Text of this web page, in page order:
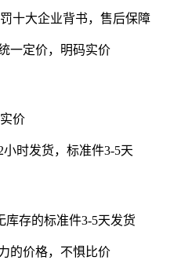
十大企业背书，售后保障
价
库存的标准件3-5天发货